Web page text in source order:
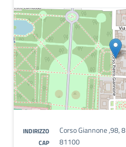
INDIRIZZO Corso Giannone ,98,
CAP 81100